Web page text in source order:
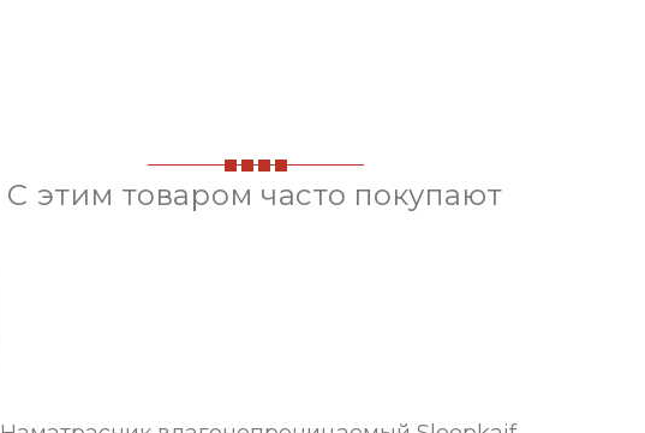
С этим товаром часто покупают